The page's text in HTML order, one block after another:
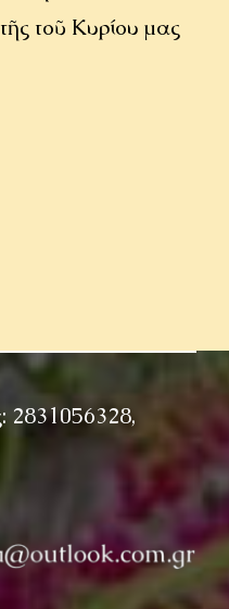
τοῦ Κυρίου μας
2831056328,